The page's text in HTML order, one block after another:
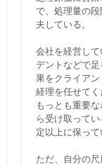
で、処理量の
夫している。
会社を経営し
デントなどで
果をクライア
経理を任せて
もっとも重要
ら受け取って
定以上に保って
ただ、自分の